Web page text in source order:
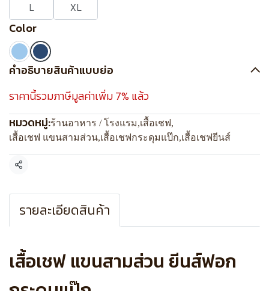
L
XL
Color
คำอธิบายสินค้าแบบย่อ
ราคานี้รวมภาษีมูลค่าเพิ่ม 7% แล้ว
หมวดหมู่:ร้านอาหาร / โรงแรม,เสื้อเชฟ,
เสื้อเชฟ แขนสามส่วน,เสื้อเชฟกระดุมแป๊ก,เสื้อเชฟยีนส์
แชร์
รายละเอียดสินค้า
เสื้อเชฟ แขนสามส่วน ยีนส์ฟอก